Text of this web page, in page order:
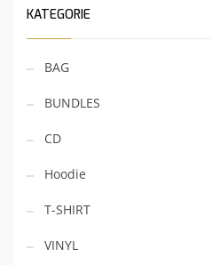
KATEGORIE
BAG
BUNDLES
CD
Hoodie
T-SHIRT
VINYL